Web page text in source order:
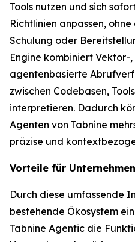
Tools nutzen und sich
Richtlinien anpassen,
Schulung oder
Engine kombiniert Vektor-
agentenbasierte
zwischen Codebasen,
interpretieren. Dadurch
Agenten von Tabnine
präzise und
Vorteile für Unternehmen
Durch diese umfassende
bestehende Ökosystem
Tabnine Agentic die